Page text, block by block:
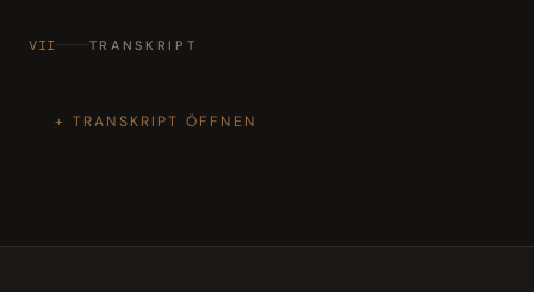
VII TRANSKRIPT
TRANSKRIPT ÖFFNEN